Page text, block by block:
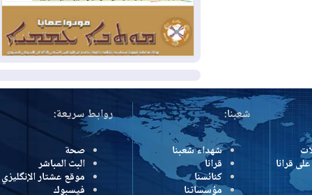
2026-08-01
النفط: اتفاقية ثلاثية لاستئناف
التصدير عبر جيهان بطاقة 750 ألف برميل
يومياً
المزيد
شعبنا:
شهداء شعبنا
قرانا
كنائسنا
مؤسساتنا
روابط سريعة:
صحة
البث المباشر
موقع عشتار الإنگليزي
فيسبوك